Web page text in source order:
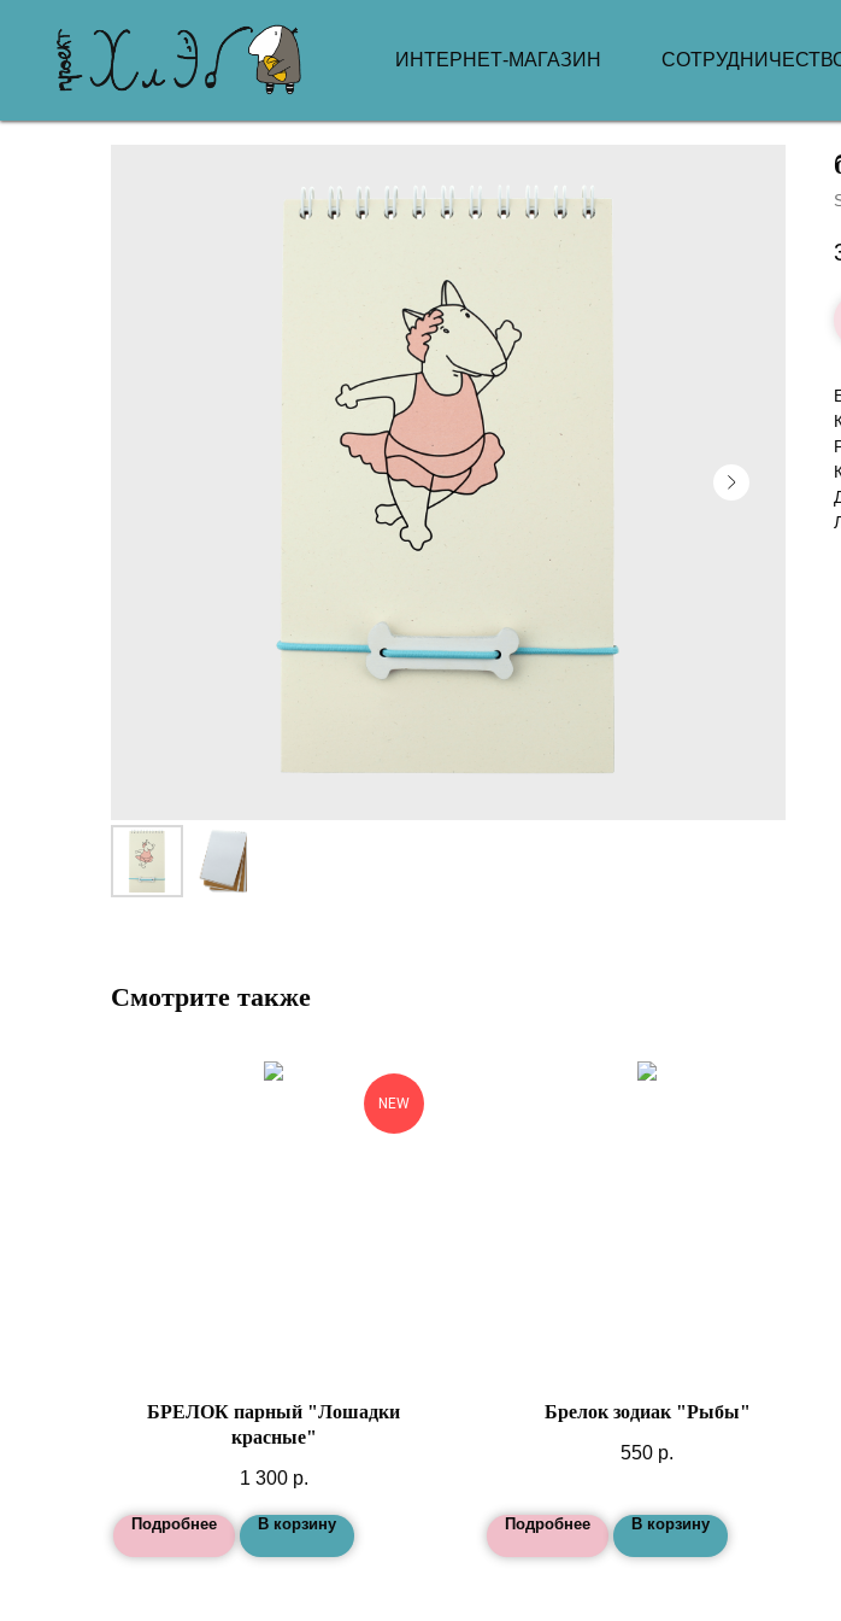
ИНТЕРНЕТ-МАГАЗИН
Смотрите также
NEW
БРЕЛОК парный "Лошадки
красные"
1 300 р.
Подробнее В корзину
Брелок зодиак "Рыбы"
550 р.
Подробнее В корзину